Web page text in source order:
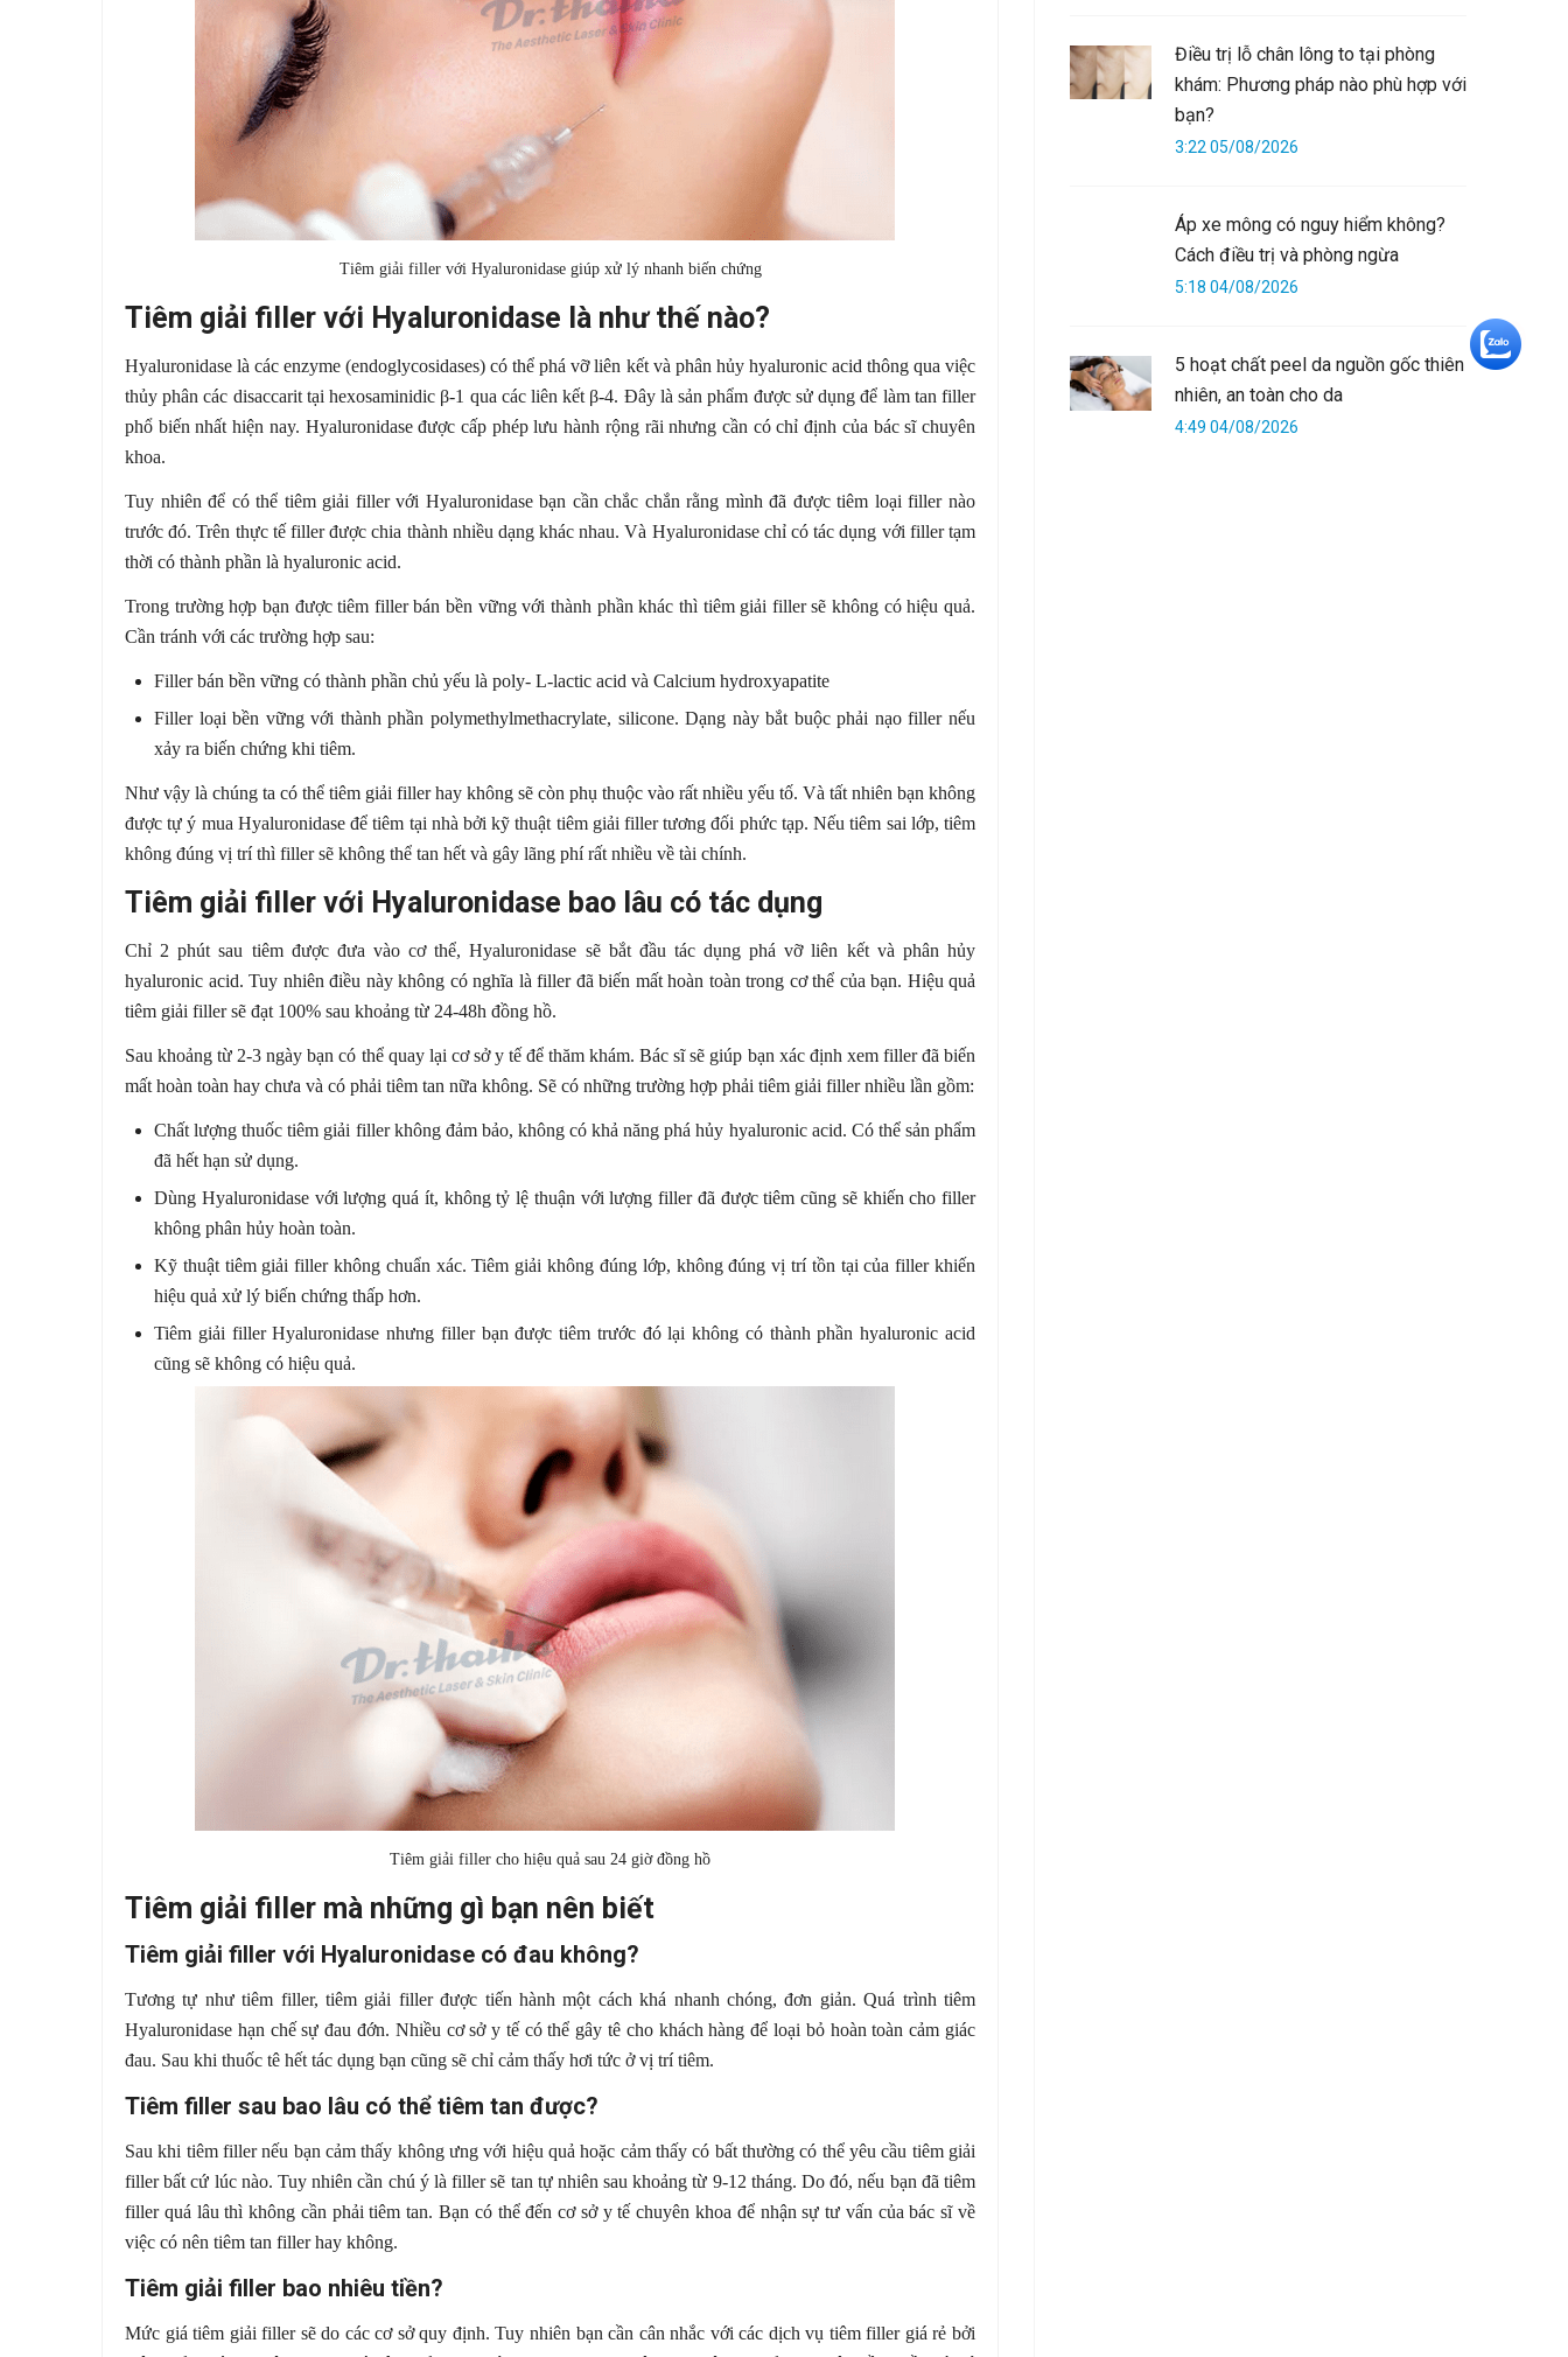
Tiêm giải filler với Hyaluronidase giúp xử lý nhanh biến chứng
Tiêm giải filler với Hyaluronidase là như thế nào?
Hyaluronidase là các enzyme (endoglycosidases) có thể phá vỡ liên kết và phân hủy hyaluronic acid thông qua việc
thủy phân các disaccarit tại hexosaminidic β-1 qua các liên kết β-4. Đây là sản phẩm được sử dụng để làm tan filler
phổ biến nhất hiện nay. Hyaluronidase được cấp phép lưu hành rộng rãi nhưng cần có chỉ định của bác sĩ chuyên
khoa.
Tuy nhiên để có thể tiêm giải filler với Hyaluronidase bạn cần chắc chắn rằng mình đã được tiêm loại filler nào
trước đó. Trên thực tế filler được chia thành nhiều dạng khác nhau. Và Hyaluronidase chỉ có tác dụng với filler tạm
thời có thành phần là hyaluronic acid.
Trong trường hợp bạn được tiêm filler bán bền vững với thành phần khác thì tiêm giải filler sẽ không có hiệu quả.
Cần tránh với các trường hợp sau:
Filler bán bền vững có thành phần chủ yếu là poly- L-lactic acid và Calcium hydroxyapatite
Filler loại bền vững với thành phần polymethylmethacrylate, silicone. Dạng này bắt buộc phải nạo filler nếu
xảy ra biến chứng khi tiêm.
Như vậy là chúng ta có thể tiêm giải filler hay không sẽ còn phụ thuộc vào rất nhiều yếu tố. Và tất nhiên bạn không
được tự ý mua Hyaluronidase để tiêm tại nhà bởi kỹ thuật tiêm giải filler tương đối phức tạp. Nếu tiêm sai lớp, tiêm
không đúng vị trí thì filler sẽ không thể tan hết và gây lãng phí rất nhiều về tài chính.
Tiêm giải filler với Hyaluronidase bao lâu có tác dụng
Chỉ 2 phút sau tiêm được đưa vào cơ thể, Hyaluronidase sẽ bắt đầu tác dụng phá vỡ liên kết và phân hủy
hyaluronic acid. Tuy nhiên điều này không có nghĩa là filler đã biến mất hoàn toàn trong cơ thể của bạn. Hiệu quả
tiêm giải filler sẽ đạt 100% sau khoảng từ 24-48h đồng hồ.
Sau khoảng từ 2-3 ngày bạn có thể quay lại cơ sở y tế để thăm khám. Bác sĩ sẽ giúp bạn xác định xem filler đã biến
mất hoàn toàn hay chưa và có phải tiêm tan nữa không. Sẽ có những trường hợp phải tiêm giải filler nhiều lần gồm:
Chất lượng thuốc tiêm giải filler không đảm bảo, không có khả năng phá hủy hyaluronic acid. Có thể sản phẩm
đã hết hạn sử dụng.
Dùng Hyaluronidase với lượng quá ít, không tỷ lệ thuận với lượng filler đã được tiêm cũng sẽ khiến cho filler
không phân hủy hoàn toàn.
Kỹ thuật tiêm giải filler không chuẩn xác. Tiêm giải không đúng lớp, không đúng vị trí tồn tại của filler khiến
hiệu quả xử lý biến chứng thấp hơn.
Tiêm giải filler Hyaluronidase nhưng filler bạn được tiêm trước đó lại không có thành phần hyaluronic acid
cũng sẽ không có hiệu quả.
Tiêm giải filler cho hiệu quả sau 24 giờ đồng hồ
Tiêm giải filler mà những gì bạn nên biết
Tiêm giải filler với Hyaluronidase có đau không?
Tương tự như tiêm filler, tiêm giải filler được tiến hành một cách khá nhanh chóng, đơn giản. Quá trình tiêm
Hyaluronidase hạn chế sự đau đớn. Nhiều cơ sở y tế có thể gây tê cho khách hàng để loại bỏ hoàn toàn cảm giác
đau. Sau khi thuốc tê hết tác dụng bạn cũng sẽ chỉ cảm thấy hơi tức ở vị trí tiêm.
Tiêm filler sau bao lâu có thể tiêm tan được?
Sau khi tiêm filler nếu bạn cảm thấy không ưng với hiệu quả hoặc cảm thấy có bất thường có thể yêu cầu tiêm giải
filler bất cứ lúc nào. Tuy nhiên cần chú ý là filler sẽ tan tự nhiên sau khoảng từ 9-12 tháng. Do đó, nếu bạn đã tiêm
filler quá lâu thì không cần phải tiêm tan. Bạn có thể đến cơ sở y tế chuyên khoa để nhận sự tư vấn của bác sĩ về
việc có nên tiêm tan filler hay không.
Tiêm giải filler bao nhiêu tiền?
Mức giá tiêm giải filler sẽ do các cơ sở quy định. Tuy nhiên bạn cần cân nhắc với các dịch vụ tiêm filler giá rẻ bởi
Điều trị lỗ chân lông to tại phòng
khám: Phương pháp nào phù hợp với
bạn?
3:22 05/08/2026
Áp xe mông có nguy hiểm không?
Cách điều trị và phòng ngừa
5:18 04/08/2026
5 hoạt chất peel da nguồn gốc thiên
nhiên, an toàn cho da
4:49 04/08/2026
+5